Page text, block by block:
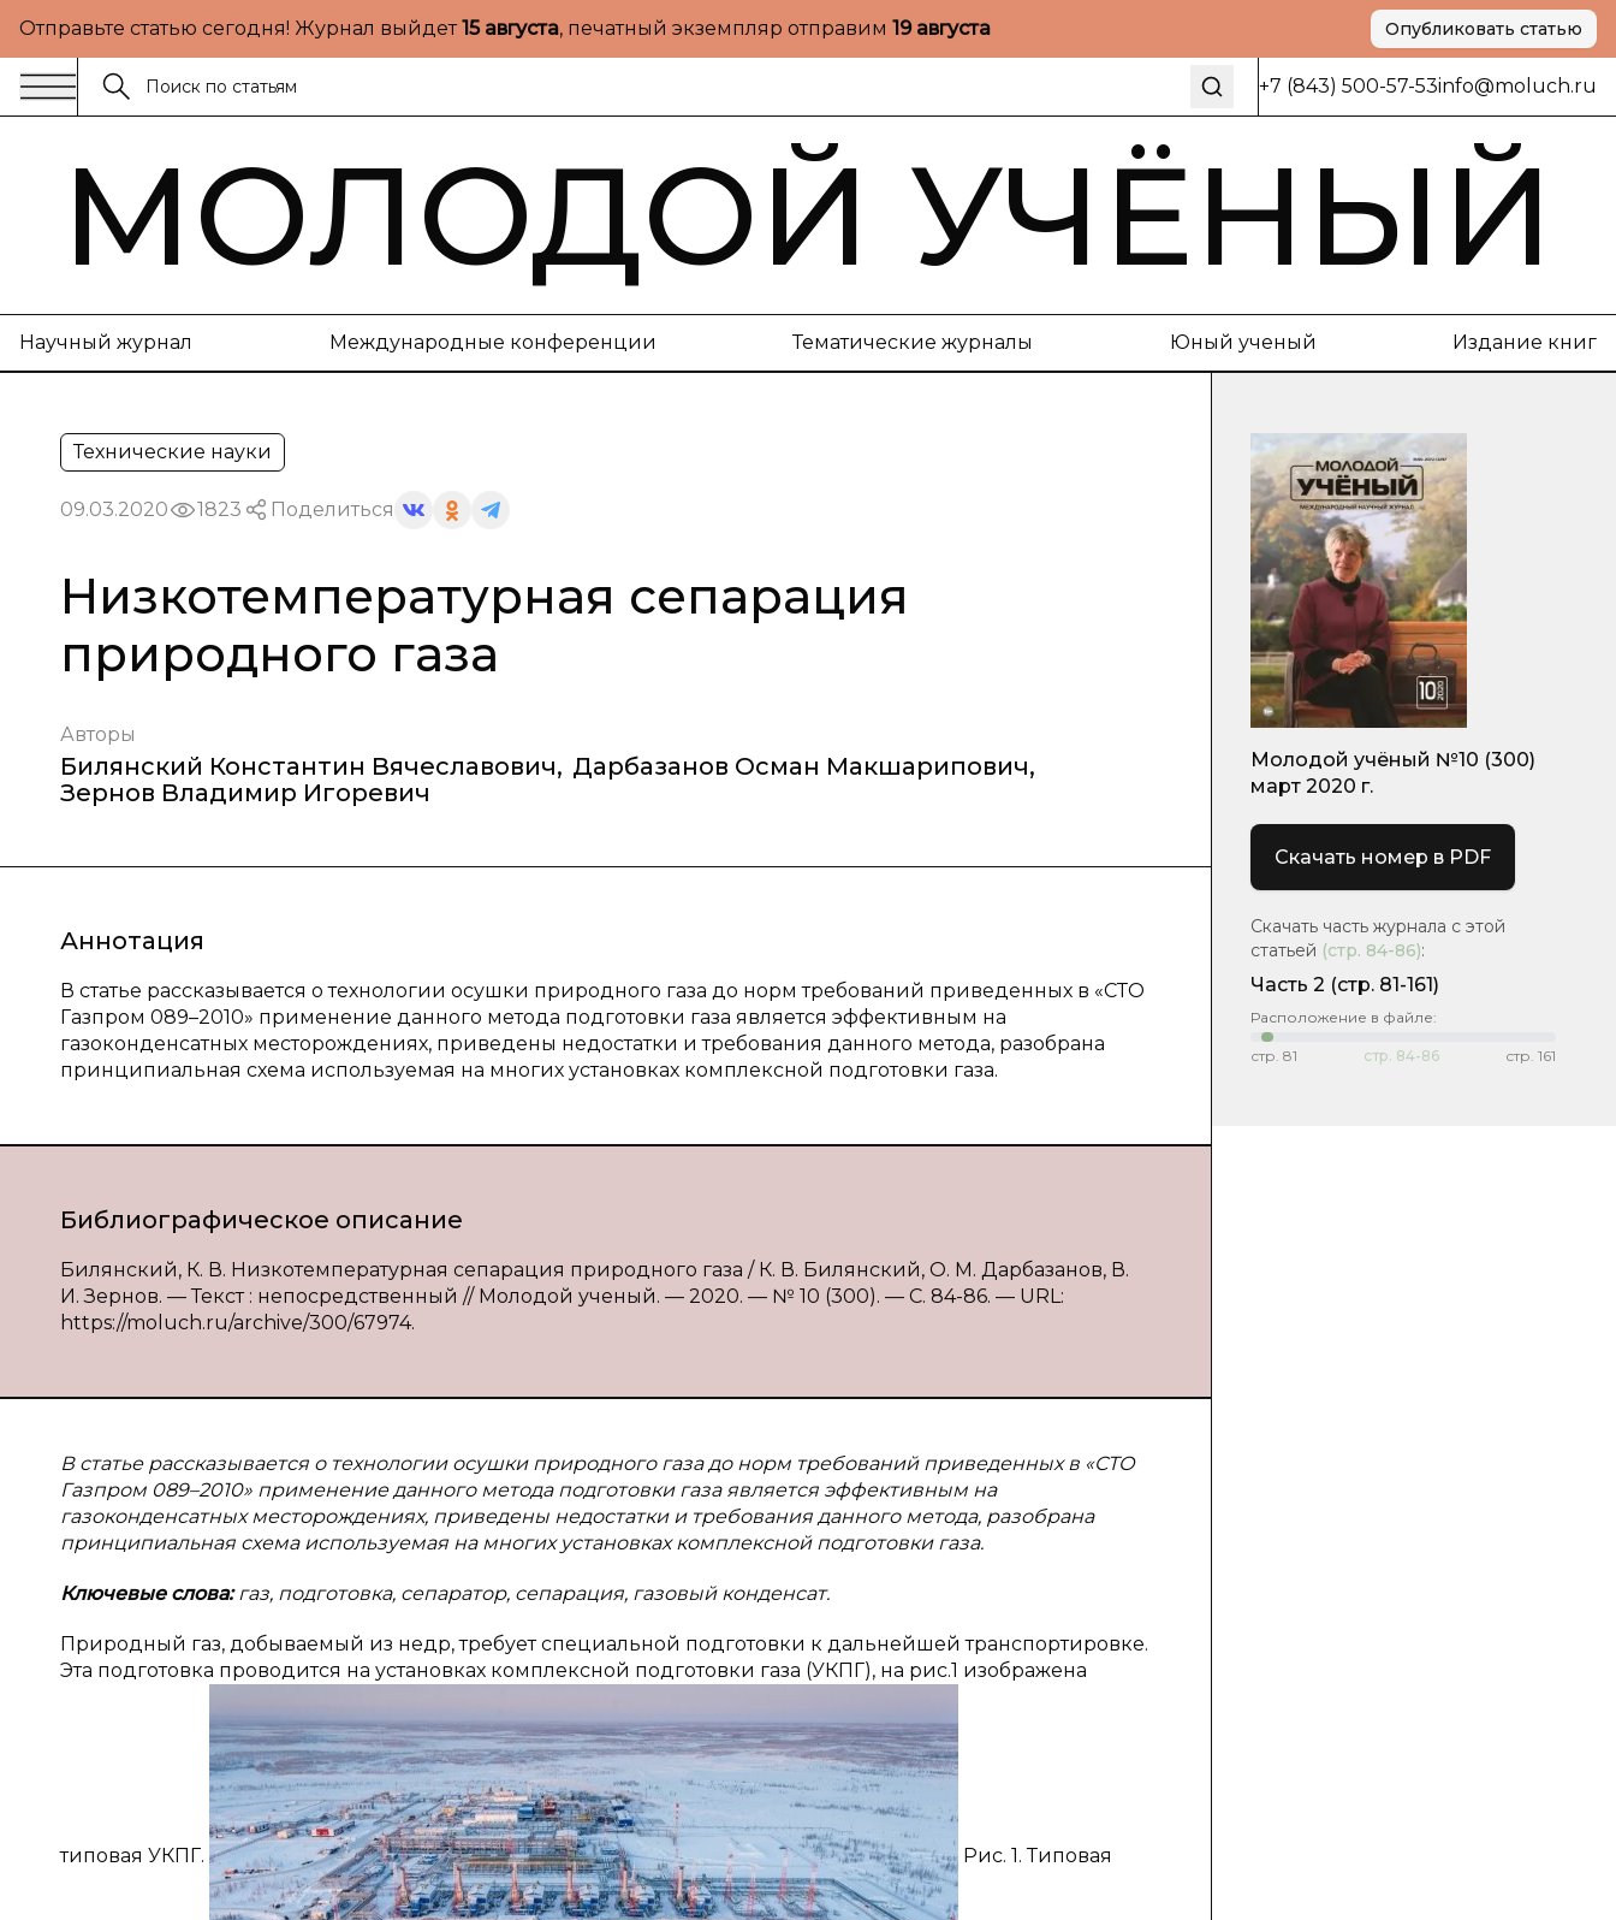
Отправьте статью сегодня! Журнал выйдет15 августа, печатный экземпляр отправим 19 августа Опубликовать статью
+7 (843) 500-57-53info@moluch.ru
МОЛОДОЙ УЧЁНЫЙ
Научный журнал Международные конференции Тематические журналы Юный ученый Издание книг
Технические науки
09.03.2020 1823 Поделиться
Низкотемпературная сепарация
природного газа
Авторы
Билянский Константин Вячеславович, Дарбазанов Осман Макшарипович,
Зернов Владимир Игоревич
Аннотация
В статье рассказывается о технологии осушки природного газа до норм требований приведенных в «СТО
Газпром 089–2010» применение данного метода подготовки газа является эффективным на
газоконденсатных месторождениях, приведены недостатки и требования данного метода, разобрана
принципиальная схема используемая на многих установках комплексной подготовки газа.
Библиографическое описание
Билянский, К. В. Низкотемпературная сепарация природного газа / К. В. Билянский, О. М. Дарбазанов, В.
И. Зернов. — Текст : непосредственный // Молодой ученый. — 2020. — № 10 (300). — С. 84-86. — URL:
https://moluch.ru/archive/300/67974.
В статье рассказывается о технологии осушки природного газа до норм требований приведенных в «СТО
Газпром 089–2010» применение данного метода подготовки газа является эффективным на
газоконденсатных месторождениях, приведены недостатки и требования данного метода, разобрана
принципиальная схема используемая на многих установках комплексной подготовки газа.
Ключевые слова:газ, подготовка, сепаратор, сепарация, газовый конденсат.
Природный газ, добываемый из недр, требует специальной подготовки к дальнейшей транспортировке.
Эта подготовка проводится на установках комплексной подготовки газа (УКПГ), на рис.1 изображена
типовая УКПГ. Рис. 1. Типовая
Молодой учёный №10 (300)
март 2020 г.
Скачать номер в PDF
Скачать часть журнала с этой
статьей (стр. 84-86):
Часть 2 (стр. 81-161)
Расположение в файле:
стр. 81 стр. 84-86 стр. 161